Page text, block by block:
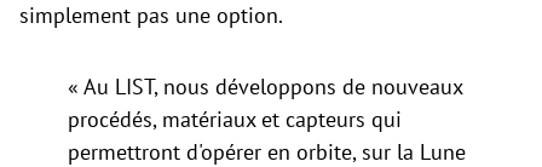
simplement pas une option.
« Au LIST, nous développons de nouveaux
procédés, matériaux et capteurs qui
permettront d'opérer en orbite, sur la Lune